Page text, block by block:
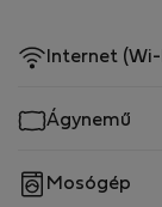
Internet (Wi-
Ágynemű
Mosógép